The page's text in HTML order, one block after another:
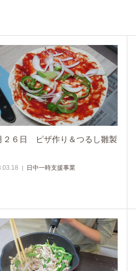
２６日 ピザ作り＆つるし雛製
日中一時支援事業